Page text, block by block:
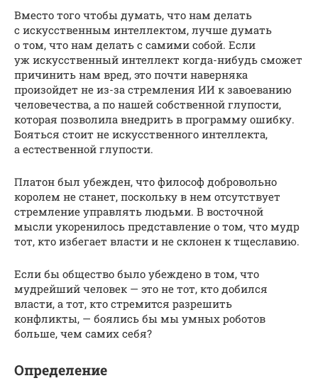
Вместо того чтобы думать, что нам делать
с искусственным интеллектом, лучше думать
о том, что нам делать с самими собой. Если
уж искусственный интеллект когда-нибудь сможет
причинить нам вред, это почти наверняка
произойдет не из-за стремления ИИ к завоеванию
человечества, а по нашей собственной глупости,
которая позволила внедрить в программу ошибку.
Бояться стоит не искусственного интеллекта,
а естественной глупости.
Платон был убежден, что философ добровольно
королем не станет, поскольку в нем отсутствует
стремление управлять людьми. В восточной
мысли укоренилось представление о том, что мудр
тот, кто избегает власти и не склонен к тщеславию.
Если бы общество было убеждено в том, что
мудрейший человек — это не тот, кто добился
власти, а тот, кто стремится разрешить
конфликты, — боялись бы мы умных роботов
больше, чем самих себя?
Определение